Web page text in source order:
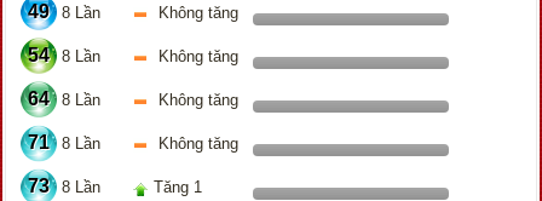
49 8 Lần Không tăng
54 8 Lần Không tăng
64 8 Lần Không tăng
71 8 Lần Không tăng
73 8 Lần Tăng 1